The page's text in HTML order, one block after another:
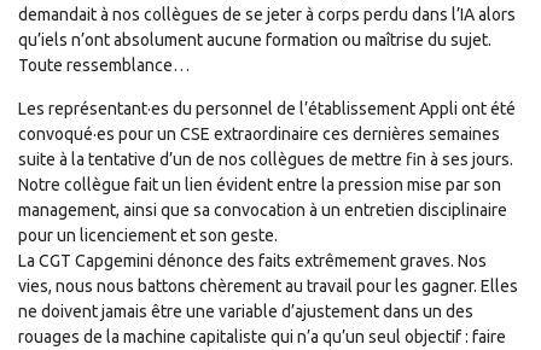
demandait à nos collègues de se jeter à corps perdu dans l’IA alors
qu’iels n’ont absolument aucune formation ou maîtrise du sujet.
Toute ressemblance…
Les représentant·es du personnel de l’établissement Appli ont été
convoqué·es pour un CSE extraordinaire ces dernières semaines
suite à la tentative d’un de nos collègues de mettre fin à ses jours.
Notre collègue fait un lien évident entre la pression mise par son
management, ainsi que sa convocation à un entretien disciplinaire
pour un licenciement et son geste.
La CGT Capgemini dénonce des faits extrêmement graves. Nos
vies, nous nous battons chèrement au travail pour les gagner. Elles
ne doivent jamais être une variable d’ajustement dans un des
rouages de la machine capitaliste qui n’a qu’un seul objectif : faire